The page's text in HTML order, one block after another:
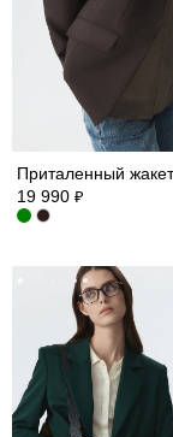
Приталенный жакет
19 990 ₽